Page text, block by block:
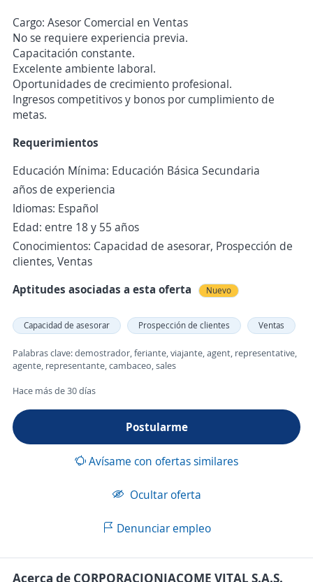
Cargo: Asesor Comercial en Ventas
No se requiere experiencia previa.
Capacitación constante.
Excelente ambiente laboral.
Oportunidades de crecimiento profesional.
Ingresos competitivos y bonos por cumplimiento de
metas.
Requerimientos
Educación Mínima: Educación Básica Secundaria
años de experiencia
Idiomas: Español
Edad: entre 18 y 55 años
Conocimientos: Capacidad de asesorar, Prospección de
clientes, Ventas
Aptitudes asociadas a esta oferta
Nuevo
Capacidad de asesorar Prospección de clientes Ventas
Palabras clave: demostrador, feriante, viajante, agent, representative,
agente, representante, cambaceo, sales
Hace más de 30 días
Postularme
Avísame con ofertas similares
Ocultar oferta
Denunciar empleo
Acerca de CORPORACIONJACOME VITAL S.A.S.